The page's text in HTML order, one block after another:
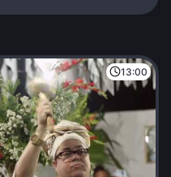
13:00